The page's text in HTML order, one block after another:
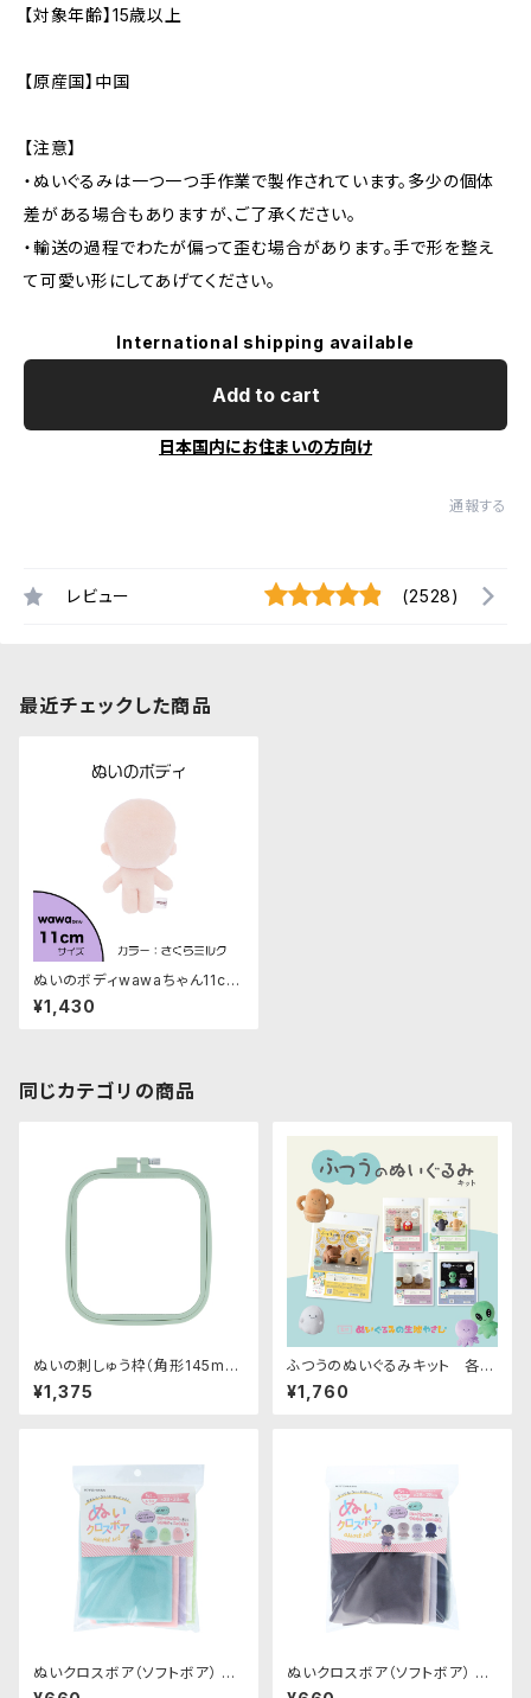
【対象年齢】15歳以上
【原産国】中国
【注意】
・ぬいぐるみは一つ一つ手作業で製作されています。多少の個体
差がある場合もありますが、ご了承ください。
・輸送の過程でわたが偏って歪む場合があります。手で形を整え
て可愛い形にしてあげてください。
International shipping available
Add to cart
日本国内にお住まいの方向け
通報する
レビュー (2528)
最近チェックした商品
ぬいのボディwawaちゃん11cm
（縫製済みぬいぐるみ素体）｜清
原株式会社
¥1,430
同じカテゴリの商品
ぬいの刺しゅう枠（角形145mm
×165mm）｜清原株式会社
¥1,375
ふつうのぬいぐるみキット 各種
｜清原株式会社
¥1,760
ぬいクロスボア（ソフトボア） ア
ソートセット（パステルカラー）｜
ぬいクロスボア（ソフトボア） ア
ソートセット（ニュアンスカラー）